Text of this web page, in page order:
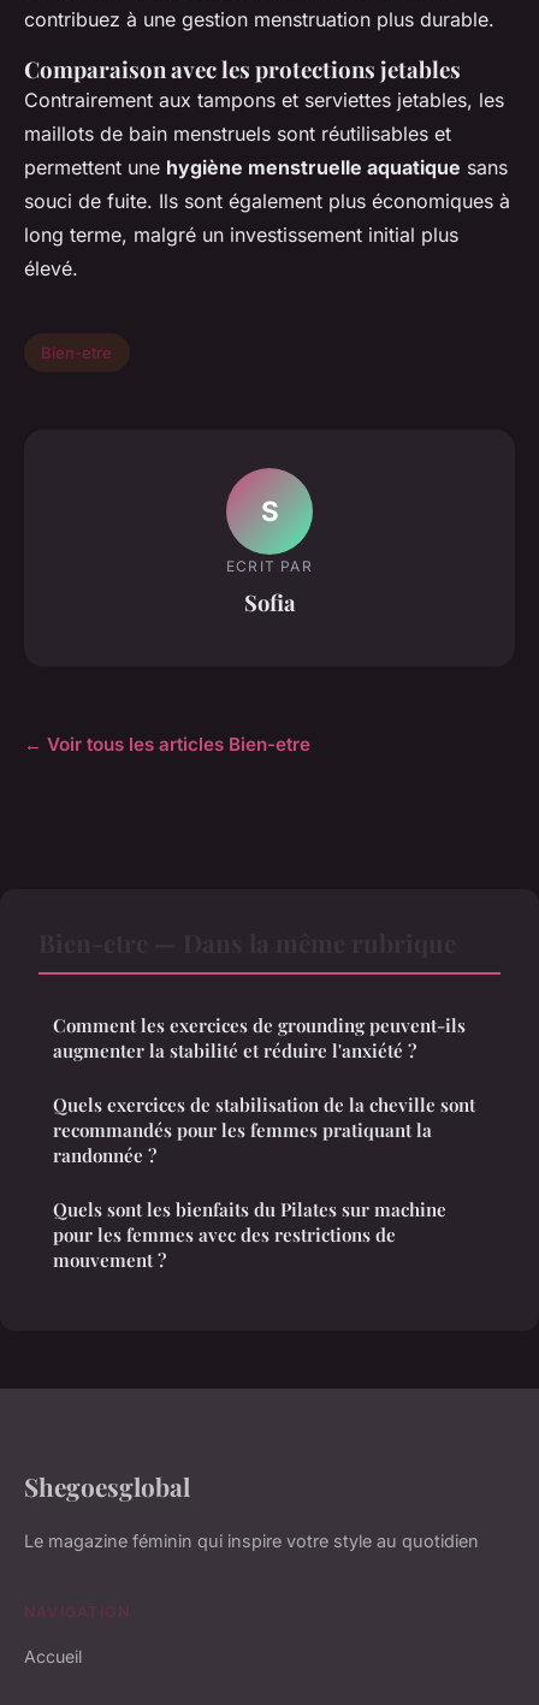
contribuez à une gestion menstruation plus durable.
Comparaison avec les protections jetables
Contrairement aux tampons et serviettes jetables, les
maillots de bain menstruels sont réutilisables et
permettent une hygiène menstruelle aquatique sans
souci de fuite. Ils sont également plus économiques à
long terme, malgré un investissement initial plus
élevé.
Bien-etre
S
ECRIT PAR
Sofia
← Voir tous les articles Bien-etre
Comment les exercices de grounding peuvent-ils
augmenter la stabilité et réduire l'anxiété ?
Quels exercices de stabilisation de la cheville sont
recommandés pour les femmes pratiquant la
randonnée ?
Quels sont les bienfaits du Pilates sur machine
pour les femmes avec des restrictions de
mouvement ?
Shegoesglobal
Le magazine féminin qui inspire votre style au quotidien
NAVIGATION
Accueil